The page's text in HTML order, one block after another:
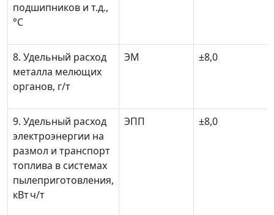
подшипников и т.д.,
°С
8. Удельный расход
металла мелющих
органов, г/т
ЭМ ±8,0
9. Удельный расход
электроэнергии на
размол и транспорт
топлива в системах
пылеприготовления,
кВтч/т
ЭПП ±8,0